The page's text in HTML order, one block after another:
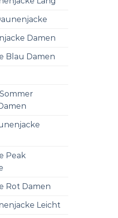
Damen
Blau Damen
Peak
Rot Damen
Leicht